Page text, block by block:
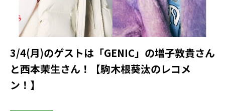
3/4(月)のゲストは「GENIC」の増子敦貴さん
と西本茉生さん！【駒木根葵汰のレコメ
ン！】